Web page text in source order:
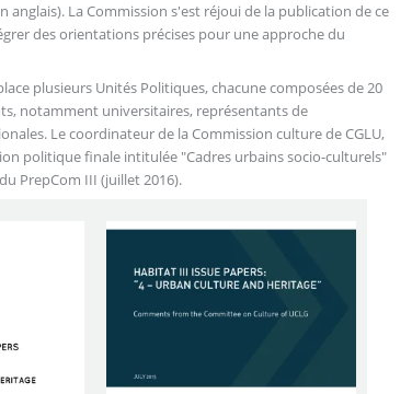
La Commission s'est réjoui de la publication de ce
des orientations précises pour une approche du
plusieurs Unités Politiques, chacune composées de 20
notamment universitaires, représentants de
Le coordinateur de la Commission culture de CGLU,
politique finale intitulée "Cadres urbains socio-culturels"
PrepCom III (juillet 2016).